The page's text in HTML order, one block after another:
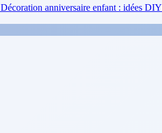
Décoration anniversaire enfant : idées DIY